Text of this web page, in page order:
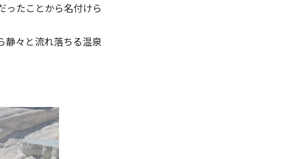
ったことから名付けら
静々と流れ落ちる温泉